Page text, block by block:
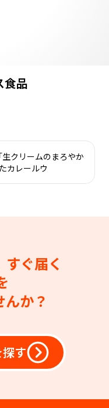
食品
生クリームのまろやか
カレールウ
ぐ届く
か？
す